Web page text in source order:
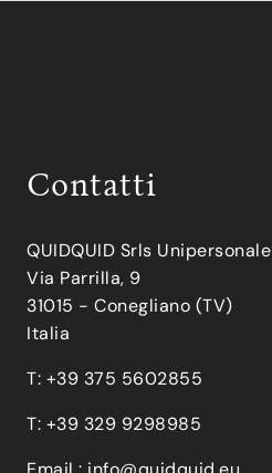
Contatti
QUIDQUID Srls Unipersonale
Via Parrilla, 9
31015 - Conegliano (TV)
Italia
T: +39 375 5602855
T: +39 329 9298985